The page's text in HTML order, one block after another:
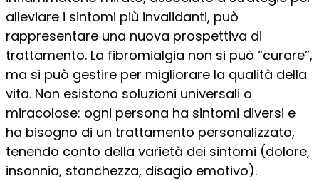
alleviare i sintomi più invalidanti, può
rappresentare una nuova prospettiva di
trattamento. La fibromialgia non si può “curare”,
ma si può gestire per migliorare la qualità della
vita. Non esistono soluzioni universali o
miracolose: ogni persona ha sintomi diversi e
ha bisogno di un trattamento personalizzato,
tenendo conto della varietà dei sintomi (dolore,
insonnia, stanchezza, disagio emotivo).